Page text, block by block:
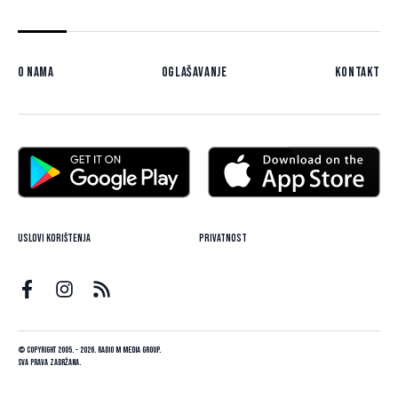
O nama Oglašavanje Kontakt
Uslovi korištenja Privatnost
© Copyright 2005. - 2026. Radio M Media Group.
Sva prava zadržana.